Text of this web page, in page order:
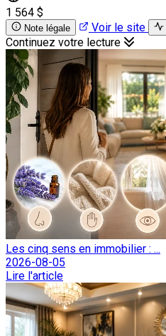
1 564 $
Note légale Voir le site
Continuez votre lecture
Les cinq sens en immobilier : ...
2026-08-05
Lire l'article